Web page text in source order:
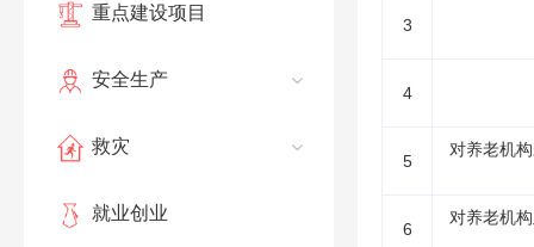
重点建设项目
安全生产
救灾
就业创业
3
4
5
对养老机
6
对养老机